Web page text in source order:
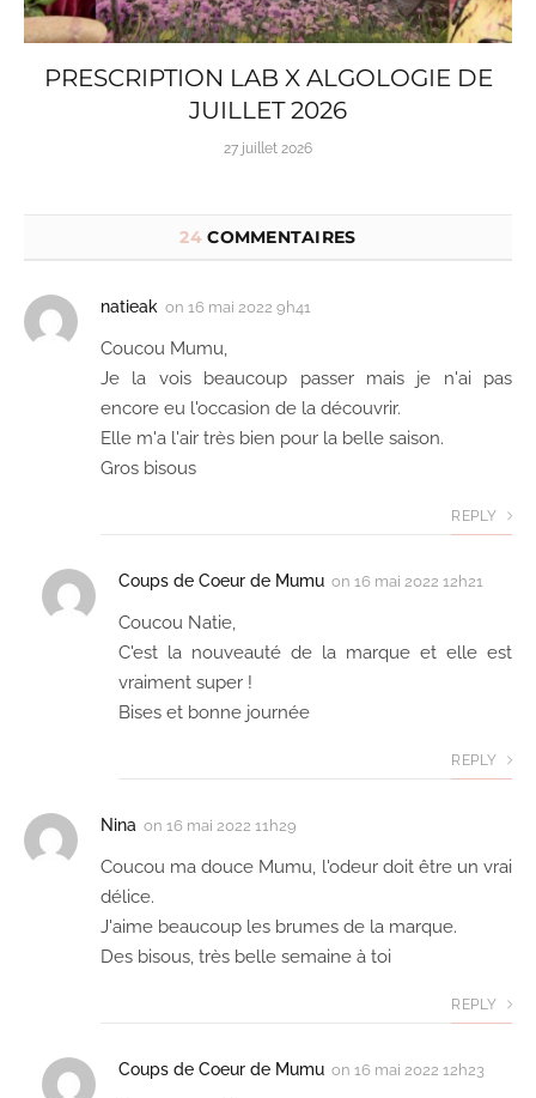
PRESCRIPTION LAB X ALGOLOGIE DE
JUILLET 2026
27 juillet 2026
24COMMENTAIRES
natieak on 16 mai 2022 9h41
Coucou Mumu,
Je la vois beaucoup passer mais je n'ai pas
encore eu l'occasion de la découvrir.
Elle m'a l'air très bien pour la belle saison.
Gros bisous
REPLY
Coups de Coeur de Mumu on 16 mai 2022 12h21
Coucou Natie,
C'est la nouveauté de la marque et elle est
vraiment super !
Bises et bonne journée
REPLY
Nina on 16 mai 2022 11h29
Coucou ma douce Mumu, l'odeur doit être un vrai
délice.
J'aime beaucoup les brumes de la marque.
Des bisous, très belle semaine à toi
REPLY
Coups de Coeur de Mumu on 16 mai 2022 12h23